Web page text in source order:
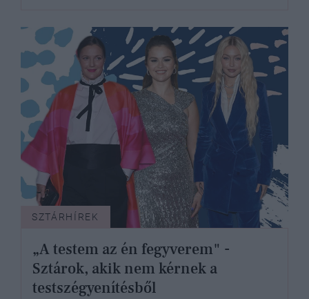
SZTÁRHÍREK
„A testem az én fegyverem" -
Sztárok, akik nem kérnek a
testszégyenítésből